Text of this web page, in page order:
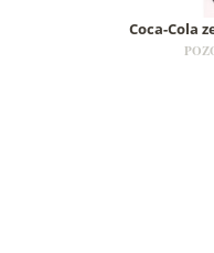
Coca-Cola